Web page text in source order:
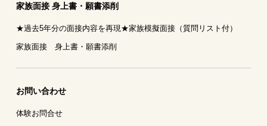
家族面接 身上書・願書添削
★過去5年分の面接内容を再現★家族模擬面接（質問リスト付）
家族面接 身上書・願書添削
お問い合わせ
体験お問合せ